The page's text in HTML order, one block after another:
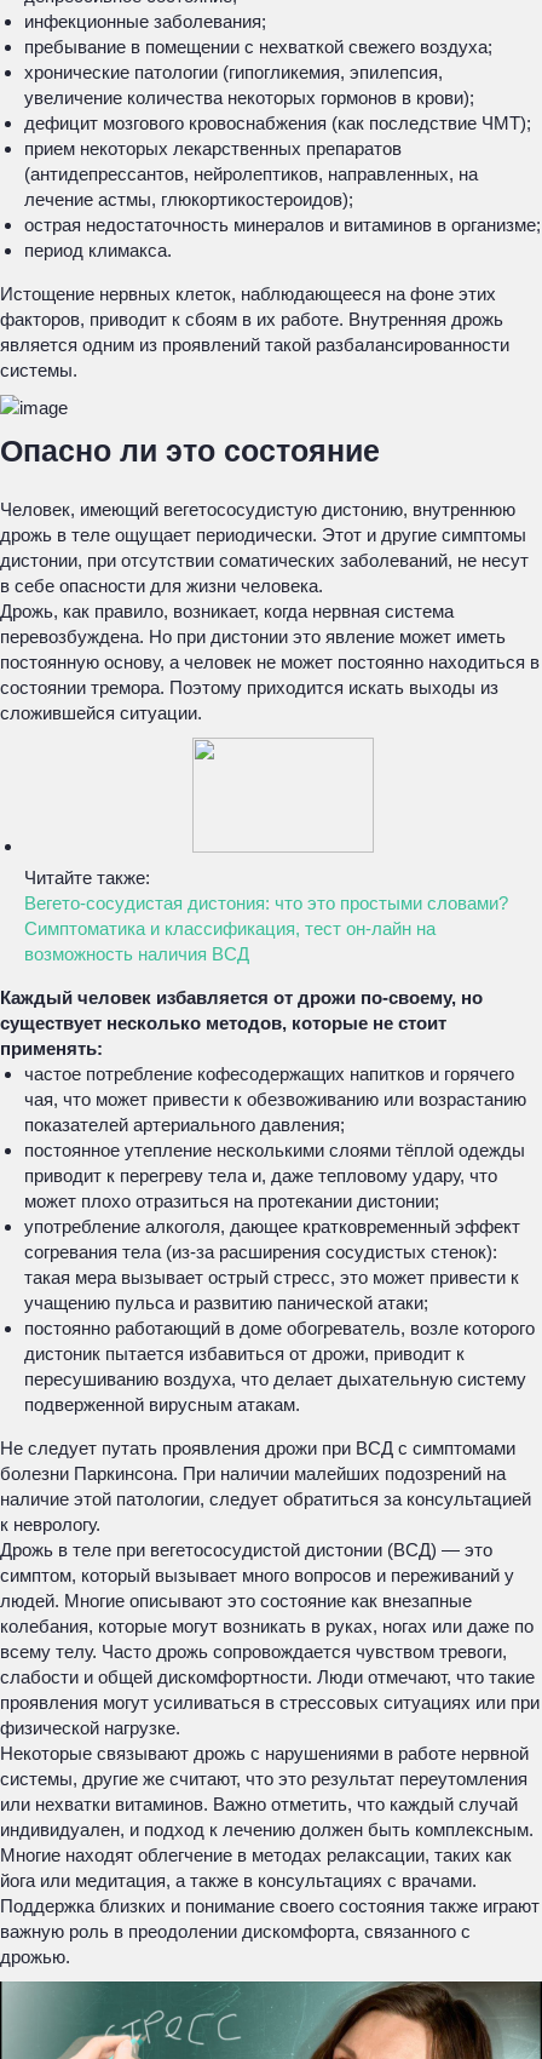
инфекционные заболевания;
пребывание в помещении с нехваткой свежего воздуха;
хронические патологии (гипогликемия, эпилепсия,
увеличение количества некоторых гормонов в крови);
дефицит мозгового кровоснабжения (как последствие ЧМТ);
прием некоторых лекарственных препаратов
(антидепрессантов, нейролептиков, направленных, на
лечение астмы, глюкортикостероидов);
острая недостаточность минералов и витаминов в организме;
период климакса.
Истощение нервных клеток, наблюдающееся на фоне этих
факторов, приводит к сбоям в их работе. Внутренняя дрожь
является одним из проявлений такой разбалансированности
системы.
Опасно ли это состояние
Человек, имеющий вегетососудистую дистонию, внутреннюю
дрожь в теле ощущает периодически. Этот и другие симптомы
дистонии, при отсутствии соматических заболеваний, не несут
в себе опасности для жизни человека.
Дрожь, как правило, возникает, когда нервная система
перевозбуждена. Но при дистонии это явление может иметь
постоянную основу, а человек не может постоянно находиться в
состоянии тремора. Поэтому приходится искать выходы из
сложившейся ситуации.
Читайте также:
Вегето-сосудистая дистония: что это простыми словами?
Симптоматика и классификация, тест он-лайн на
возможность наличия ВСД
Каждый человек избавляется от дрожи по-своему, но
существует несколько методов, которые не стоит
применять:
частое потребление кофесодержащих напитков и горячего
чая, что может привести к обезвоживанию или возрастанию
показателей артериального давления;
постоянное утепление несколькими слоями тёплой одежды
приводит к перегреву тела и, даже тепловому удару, что
может плохо отразиться на протекании дистонии;
употребление алкоголя, дающее кратковременный эффект
согревания тела (из-за расширения сосудистых стенок):
такая мера вызывает острый стресс, это может привести к
учащению пульса и развитию панической атаки;
постоянно работающий в доме обогреватель, возле которого
дистоник пытается избавиться от дрожи, приводит к
пересушиванию воздуха, что делает дыхательную систему
подверженной вирусным атакам.
Не следует путать проявления дрожи при ВСД с симптомами
болезни Паркинсона. При наличии малейших подозрений на
наличие этой патологии, следует обратиться за консультацией
к неврологу.
Дрожь в теле при вегетососудистой дистонии (ВСД) — это
симптом, который вызывает много вопросов и переживаний у
людей. Многие описывают это состояние как внезапные
колебания, которые могут возникать в руках, ногах или даже по
всему телу. Часто дрожь сопровождается чувством тревоги,
слабости и общей дискомфортности. Люди отмечают, что такие
проявления могут усиливаться в стрессовых ситуациях или при
физической нагрузке.
Некоторые связывают дрожь с нарушениями в работе нервной
системы, другие же считают, что это результат переутомления
или нехватки витаминов. Важно отметить, что каждый случай
индивидуален, и подход к лечению должен быть комплексным.
Многие находят облегчение в методах релаксации, таких как
йога или медитация, а также в консультациях с врачами.
Поддержка близких и понимание своего состояния также играют
важную роль в преодолении дискомфорта, связанного с
дрожью.